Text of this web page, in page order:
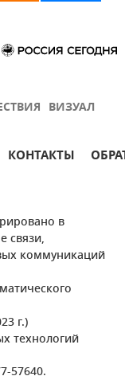
ВИЗУАЛ
КОНТАКТЫ
в
связи,
коммуникаций
г.)
технологий
57640.